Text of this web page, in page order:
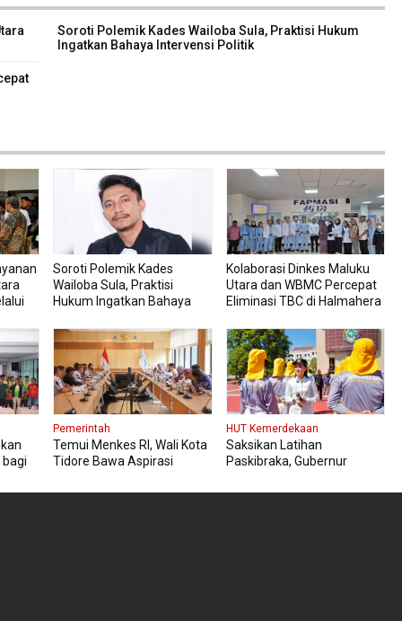
Soroti Polemik Kades Wailoba Sula, Praktisi Hukum
Ingatkan Bahaya Intervensi Politik
Soroti Polemik Kades
Wailoba Sula, Praktisi
Hukum Ingatkan Bahaya
Kolaborasi Dinkes Maluku
Utara dan WBMC Percepat
Eliminasi TBC di Halmahera
Pemerintah
Temui Menkes RI, Wali Kota
Tidore Bawa Aspirasi
Kesehatan
HUT Kemerdekaan
Saksikan Latihan
Paskibraka, Gubernur
dan Jaga Kesehatan